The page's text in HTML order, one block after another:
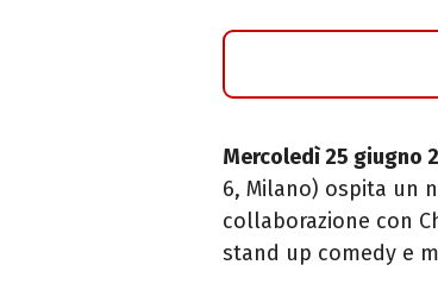
Mercoledì 25 giugno
6, Milano) ospita un
collaborazione con
stand up comedy e